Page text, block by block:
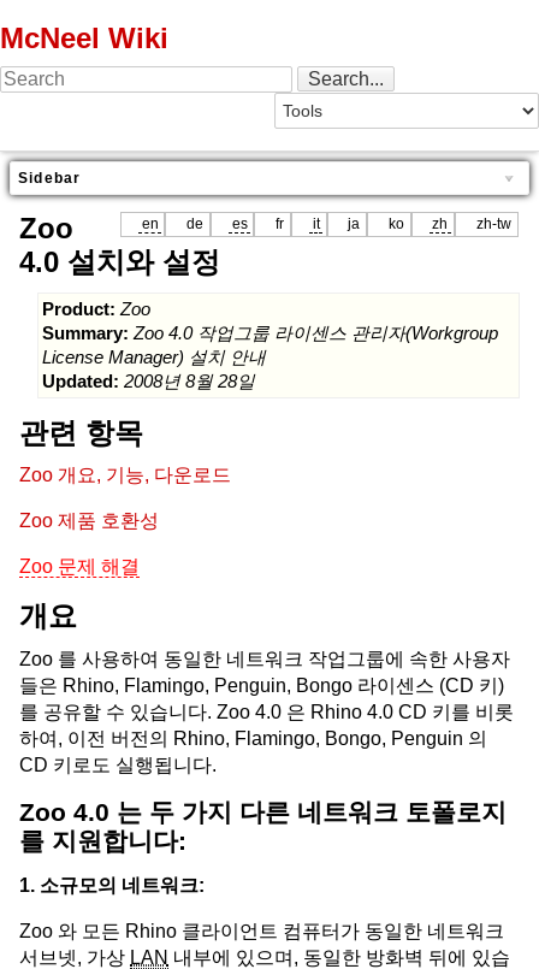
McNeel Wiki
Sidebar
en de es fr it ja ko zh zh-tw
Zoo
4.0 설치와 설정
Product: Zoo
Summary: Zoo 4.0 작업그룹 라이센스 관리자(Workgroup
License Manager) 설치 안내
Updated: 2008년 8월 28일
관련 항목
Zoo 개요, 기능, 다운로드
Zoo 제품 호환성
Zoo 문제 해결
개요
Zoo 를 사용하여 동일한 네트워크 작업그룹에 속한 사용자
들은 Rhino, Flamingo, Penguin, Bongo 라이센스 (CD 키)
를 공유할 수 있습니다. Zoo 4.0 은 Rhino 4.0 CD 키를 비롯
하여, 이전 버전의 Rhino, Flamingo, Bongo, Penguin 의
CD 키로도 실행됩니다.
Zoo 4.0 는 두 가지 다른 네트워크 토폴로지
를 지원합니다:
1. 소규모의 네트워크:
Zoo 와 모든 Rhino 클라이언트 컴퓨터가 동일한 네트워크
서브넷, 가상 LAN 내부에 있으며, 동일한 방화벽 뒤에 있습